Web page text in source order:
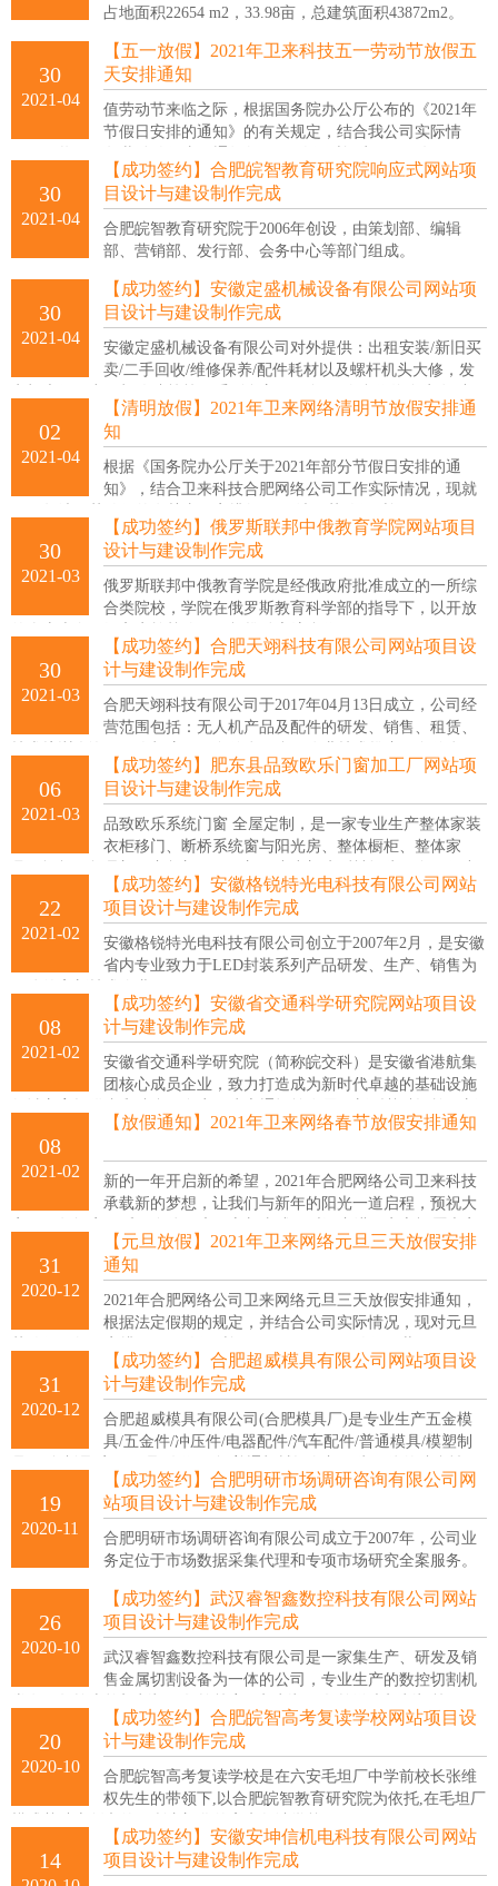
占地面积22654 m2，33.98亩，总建筑面积43872m2。
30
2021-04
【五一放假】2021年卫来科技五一劳动节放假五
天安排通知
值劳动节来临之际，根据国务院办公厅公布的《2021年
节假日安排的通知》的有关规定，结合我公司实际情
日-2021年5月5日共5天；2021年5月8日（周六）正常上班，特此通
知！30
2021-04
【成功签约】合肥皖智教育研究院响应式网站项
目设计与建设制作完成
合肥皖智教育研究院于2006年创设，由策划部、编辑
部、营销部、发行部、会务中心等部门组成。
30
2021-04
【成功签约】安徽定盛机械设备有限公司网站项
目设计与建设制作完成
安徽定盛机械设备有限公司对外提供：出租安装/新旧买
卖/二手回收/维修保养/配件耗材以及螺杆机头大修，发
介重酬)热诚欢迎新老客户光临洽谈!
02
2021-04
【清明放假】2021年卫来网络清明节放假安排通
知
根据《国务院办公厅关于2021年部分节假日安排的通
知》，结合卫来科技合肥网络公司工作实际情况，现就
月5日放假共3天，4月6日（周二）上班。
30
2021-03
【成功签约】俄罗斯联邦中俄教育学院网站项目
设计与建设制作完成
俄罗斯联邦中俄教育学院是经俄政府批准成立的一所综
合类院校，学院在俄罗斯教育科学部的指导下，以开放
30
2021-03
【成功签约】合肥天翊科技有限公司网站项目设
计与建设制作完成
合肥天翊科技有限公司于2017年04月13日成立，公司经
营范围包括：无人机产品及配件的研发、销售、租赁、
06
2021-03
【成功签约】肥东县品致欧乐门窗加工厂网站项
目设计与建设制作完成
品致欧乐系统门窗 全屋定制，是一家专业生产整体家装
衣柜移门、断桥系统窗与阳光房、整体橱柜、整体家
品、门窗质量、服务、信誉 AAA企业，特约经销商。
22
2021-02
【成功签约】安徽格锐特光电科技有限公司网站
项目设计与建设制作完成
安徽格锐特光电科技有限公司创立于2007年2月，是安徽
省内专业致力于LED封装系列产品研发、生产、销售为
08
2021-02
【成功签约】安徽省交通科学研究院网站项目设
计与建设制作完成
安徽省交通科学研究院（简称皖交科）是安徽省港航集
团核心成员企业，致力打造成为新时代卓越的基础设施
型城镇化以及交通、水利等重大工程投资建设与运营管理提供科学研
究、规划咨询、招标采购、勘察设计、施工监理、试验检测、智能信
息、环境保护、项目管理、运营养护等全过程咨询全产业链服务。
08
2021-02
【放假通知】2021年卫来网络春节放假安排通知
新的一年开启新的希望，2021年合肥网络公司卫来科技
承载新的梦想，让我们与新年的阳光一道启程，预祝大
度过一个欢乐、祥和的春节!
31
2020-12
【元旦放假】2021年卫来网络元旦三天放假安排
通知
2021年合肥网络公司卫来网络元旦三天放假安排通知，
根据法定假期的规定，并结合公司实际情况，现对元旦
31
2020-12
【成功签约】合肥超威模具有限公司网站项目设
计与建设制作完成
合肥超威模具有限公司(合肥模具厂)是专业生产五金模
具/五金件/冲压件/电器配件/汽车配件/普通模具/模塑制
发生产、销售厂家。
19
2020-11
【成功签约】合肥明研市场调研咨询有限公司网
站项目设计与建设制作完成
合肥明研市场调研咨询有限公司成立于2007年，公司业
务定位于市场数据采集代理和专项市场研究全案服务。
26
2020-10
【成功签约】武汉睿智鑫数控科技有限公司网站
项目设计与建设制作完成
武汉睿智鑫数控科技有限公司是一家集生产、研发及销
售金属切割设备为一体的公司，专业生产的数控切割机
20
2020-10
【成功签约】合肥皖智高考复读学校网站项目设
计与建设制作完成
合肥皖智高考复读学校是在六安毛坦厂中学前校长张维
权先生的带领下,以合肥皖智教育研究院为依托,在毛坦厂
14
【成功签约】安徽安坤信机电科技有限公司网站
项目设计与建设制作完成